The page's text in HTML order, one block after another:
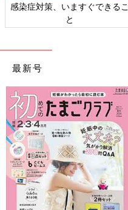
感染症対策、いますぐできるこ
と
最新号